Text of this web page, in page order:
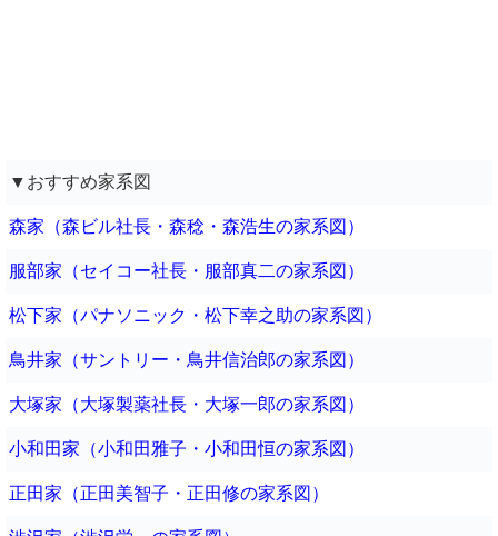
▼おすすめ家系図
森家（森ビル社長・森稔・森浩生の家系図）
服部家（セイコー社長・服部真二の家系図）
松下家（パナソニック・松下幸之助の家系図）
鳥井家（サントリー・鳥井信治郎の家系図）
大塚家（大塚製薬社長・大塚一郎の家系図）
小和田家（小和田雅子・小和田恒の家系図）
正田家（正田美智子・正田修の家系図）